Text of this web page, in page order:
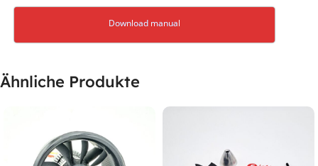
Download manual
Ähnliche Produkte